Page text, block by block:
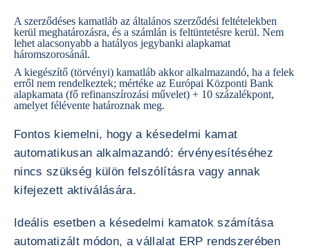
A szerződéses kamatláb az általános szerződési feltételekben
kerül meghatározásra, és a számlán is feltüntetésre kerül. Nem
lehet alacsonyabb a hatályos jegybanki alapkamat
háromszorosánál.
A kiegészítő (törvényi) kamatláb akkor alkalmazandó, ha a felek
erről nem rendelkeztek; mértéke az Európai Központi Bank
alapkamata (fő refinanszírozási művelet) + 10 százalékpont,
amelyet félévente határoznak meg.
Fontos kiemelni, hogy a késedelmi kamat
automatikusan alkalmazandó: érvényesítéséhez
nincs szükség külön felszólításra vagy annak
kifejezett aktiválására.
Ideális esetben a késedelmi kamatok számítása
automatizált módon, a vállalat ERP rendszerében